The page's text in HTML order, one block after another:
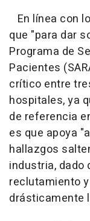
En línea con
que "para dar
Programa de
Pacientes
crítico entre
hospitales, ya
de referencia
es que apoya
hallazgos
industria, dado
reclutamiento
drásticamente